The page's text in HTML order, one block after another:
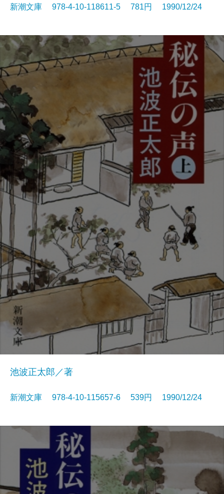
新潮文庫 978-4-10-118611-5 781円 1990/12/24
池波正太郎／著
新潮文庫 978-4-10-115657-6 539円 1990/12/24